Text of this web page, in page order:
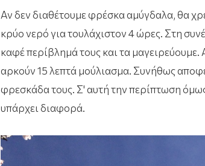
Αν δεν διαθέτουμε φρέσκα αμύγδαλα, θα
κρύο νερό για τουλάχιστον 4 ώρες. Στη
καφέ περίβλημά τους και τα
αρκούν 15 λεπτά μούλιασμα. Συνήθως
φρεσκάδα τους. Σ' αυτή την περίπτωση
υπάρχει διαφορά.